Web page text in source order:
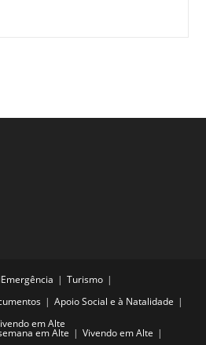
Emergência
Turismo
Apoio Social e à Natalidade
em Alte
em Alte Vivendo em Alte